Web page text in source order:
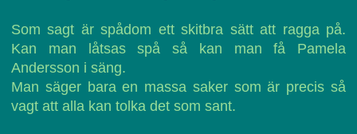
Som sagt är spådom ett skitbra sätt att ragga på.
Kan man låtsas spå så kan man få Pamela
Andersson i säng.
Man säger bara en massa saker som är precis så
vagt att alla kan tolka det som sant.